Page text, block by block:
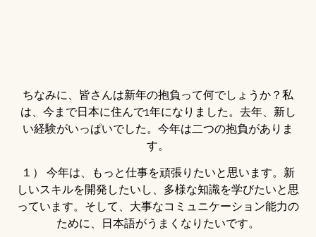
ちなみに、皆さんは新年の抱負って何でしょうか？私
は、今まで日本に住んで1年になりました。去年、新し
い経験がいっぱいでした。今年は二つの抱負がありま
す。
１） 今年は、もっと仕事を頑張りたいと思います。新
しいスキルを開発したいし、多様な知識を学びたいと思
っています。そして、大事なコミュニケーション能力の
ために、日本語がうまくなりたいです。